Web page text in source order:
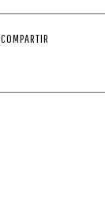
COMPARTIR